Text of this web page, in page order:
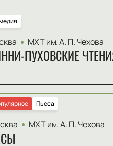
МХТ им. А. П. Чехова
ПУХОВСКИЕ
Пьеса
МХТ им. А. П. Чехова